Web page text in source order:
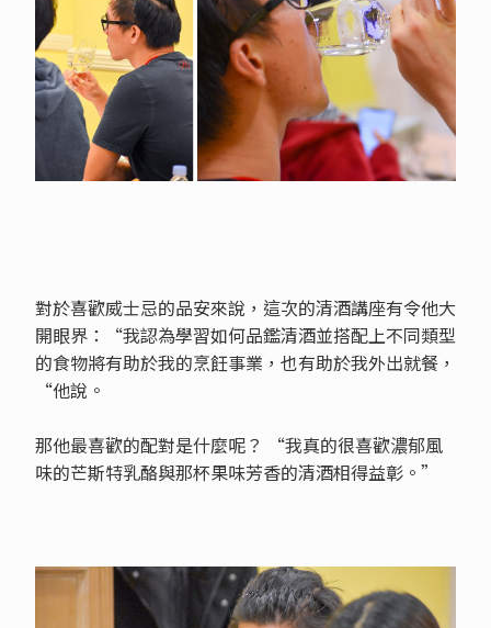
對於喜歡威士忌的品安來說，這次的清酒講座有令他大
開眼界：“我認為學習如何品鑑清酒並搭配上不同類型
的食物將有助於我的烹飪事業，也有助於我外出就餐，
“他說。
那他最喜歡的配對是什麼呢？ “我真的很喜歡濃郁風
味的芒斯特乳酪與那杯果味芳香的清酒相得益彰。”